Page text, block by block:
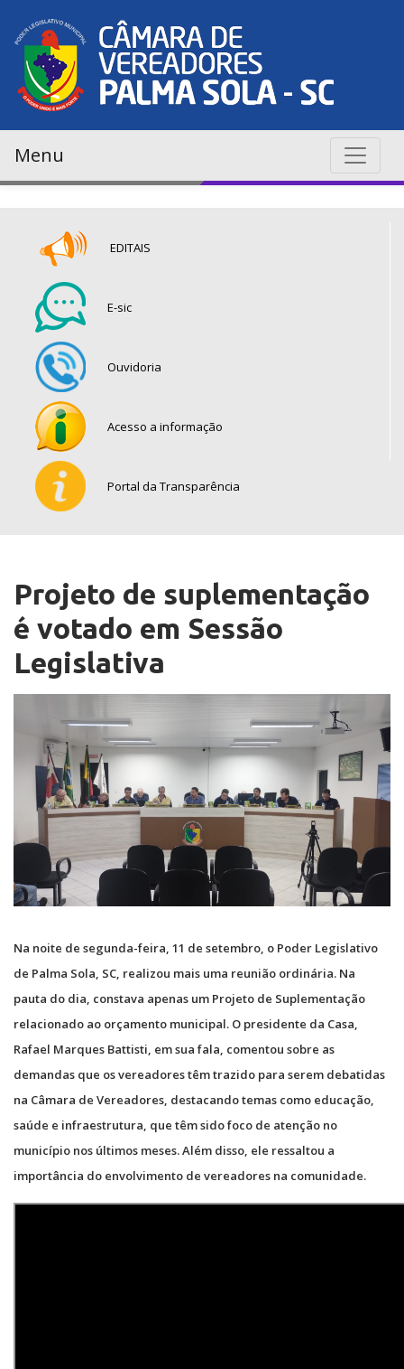
Menu
EDITAIS
E-sic
Ouvidoria
Acesso a informação
Portal da Transparência
Projeto de suplementação
é votado em Sessão
Legislativa
Na noite de segunda-feira, 11 de setembro, o Poder Legislativo
de Palma Sola, SC, realizou mais uma reunião ordinária. Na
pauta do dia, constava apenas um Projeto de Suplementação
relacionado ao orçamento municipal. O presidente da Casa,
Rafael Marques Battisti, em sua fala, comentou sobre as
demandas que os vereadores têm trazido para serem debatidas
na Câmara de Vereadores, destacando temas como educação,
saúde e infraestrutura, que têm sido foco de atenção no
município nos últimos meses. Além disso, ele ressaltou a
importância do envolvimento de vereadores na comunidade.